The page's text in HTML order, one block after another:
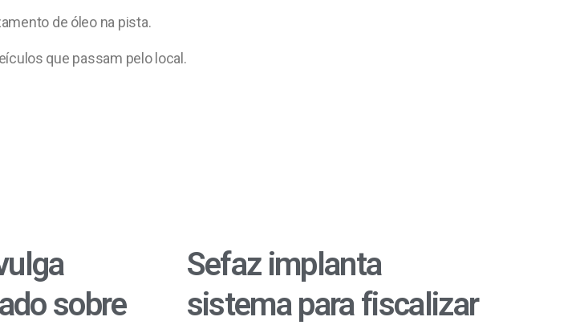
de óleo na pista.
que passam pelo local.
sobre
Sefaz implanta
sistema para fiscalizar